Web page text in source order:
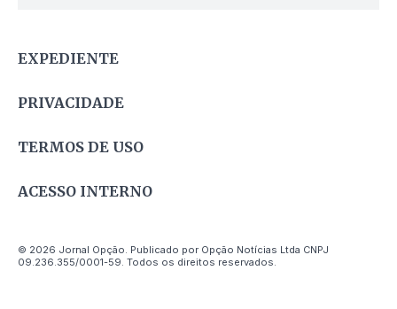
EXPEDIENTE
PRIVACIDADE
TERMOS DE USO
ACESSO INTERNO
© 2026 Jornal Opção. Publicado por Opção Notícias Ltda CNPJ
09.236.355/0001-59. Todos os direitos reservados.